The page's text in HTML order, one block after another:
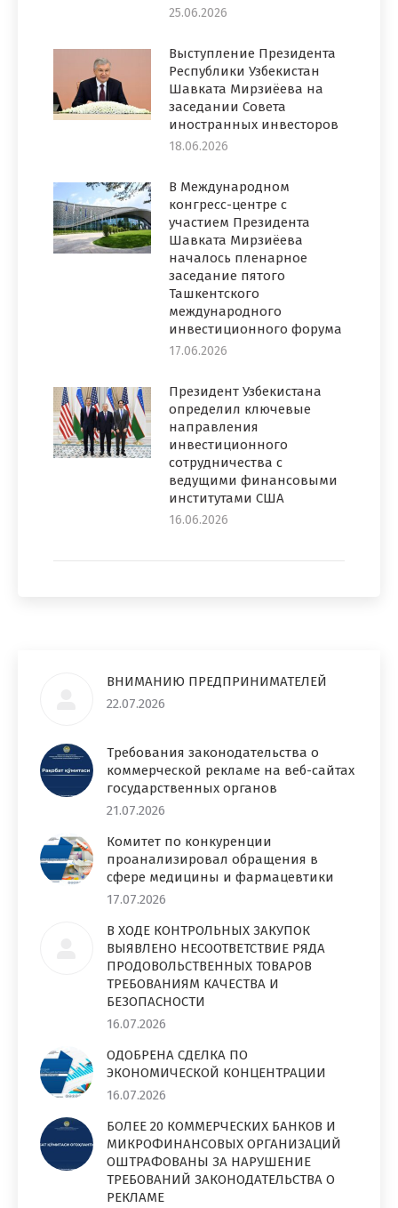
25.06.2026
Выступление Президента
Республики Узбекистан
Шавката Мирзиёева на
заседании Совета
иностранных инвесторов
18.06.2026
В Международном
конгресс-центре с
участием Президента
Шавката Мирзиёева
началось пленарное
заседание пятого
Ташкентского
международного
инвестиционного форума
17.06.2026
Президент Узбекистана
определил ключевые
направления
инвестиционного
сотрудничества с
ведущими финансовыми
институтами США
16.06.2026
ВНИМАНИЮ ПРЕДПРИНИМАТЕЛЕЙ
22.07.2026
Требования законодательства о
коммерческой рекламе на веб-сайтах
государственных органов
21.07.2026
Комитет по конкуренции
проанализировал обращения в
сфере медицины и фармацевтики
17.07.2026
В ХОДЕ КОНТРОЛЬНЫХ ЗАКУПОК
ВЫЯВЛЕНО НЕСООТВЕТСТВИЕ РЯДА
ПРОДОВОЛЬСТВЕННЫХ ТОВАРОВ
ТРЕБОВАНИЯМ КАЧЕСТВА И
БЕЗОПАСНОСТИ
16.07.2026
ОДОБРЕНА СДЕЛКА ПО
ЭКОНОМИЧЕСКОЙ КОНЦЕНТРАЦИИ
16.07.2026
БОЛЕЕ 20 КОММЕРЧЕСКИХ БАНКОВ И
МИКРОФИНАНСОВЫХ ОРГАНИЗАЦИЙ
ОШТРАФОВАНЫ ЗА НАРУШЕНИЕ
ТРЕБОВАНИЙ ЗАКОНОДАТЕЛЬСТВА О
РЕКЛАМЕ